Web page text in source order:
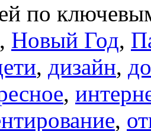
по
, Новый Год,
, дизайн,
,
,